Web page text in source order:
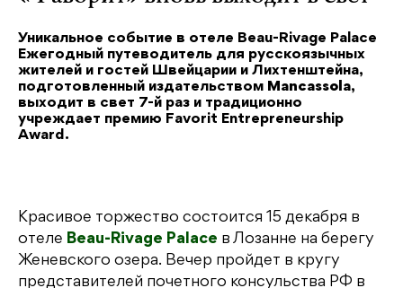
Уникальное событие в отеле Beau-Rivage Palace
Ежегодный путеводитель для русскоязычных
жителей и гостей Швейцарии и Лихтенштейна,
подготовленный издательством Mancassola,
выходит в свет 7-й раз и традиционно
учреждает премию Favorit Entrepreneurship
Award.
Красивое торжество состоится 15 декабря в
отеле Beau-Rivage Palace в Лозанне на берегу
Женевского озера. Вечер пройдет в кругу
представителей почетного консульства РФ в